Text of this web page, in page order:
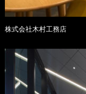
株式会社木村工務店